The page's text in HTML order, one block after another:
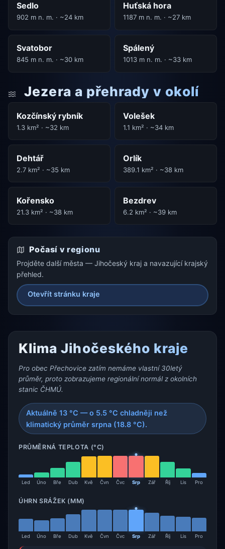
Sedlo
902 m n. m. · ~24 km
Huťská hora
1187 m n. m. · ~27 km
Svatobor
845 m n. m. · ~30 km
Spálený
1013 m n. m. · ~33 km
Jezera a přehrady v okolí
Kozčínský rybník
1.3 km² · ~32 km
Volešek
1.1 km² · ~34 km
Dehtář
2.7 km² · ~35 km
Orlík
389.1 km² · ~38 km
Kořensko
21.3 km² · ~38 km
Bezdrev
6.2 km² · ~39 km
Počasí v regionu
Projděte další města — Jihočeský kraj a navazující krajský
přehled.
Otevřít stránku kraje
Klima Jihočeského kraje
Pro obec Přechovice zatím nemáme vlastní 30letý
průměr, proto zobrazujeme regionální normál z okolních
stanic ČHMÚ.
Aktuálně 13 °C — o 5.5 °C chladněji než
klimatický průměr srpna (18.8 °C).
PRŮMĚRNÁ TEPLOTA (°C)
Led Úno Bře Dub Kvě Čvn Čvc Srp Zář Říj Lis Pro
ÚHRN SRÁŽEK (MM)
Led Úno Bře Dub Kvě Čvn Čvc Srp Zář Říj Lis Pro